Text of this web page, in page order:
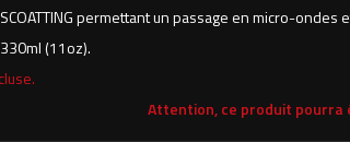
permettant un passage en micro-
(11oz).
Attention, ce produit pourra